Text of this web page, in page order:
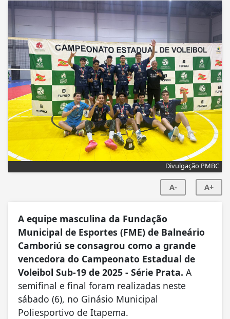
Divulgação PMBC
A- A+
A equipe masculina da Fundação
Municipal de Esportes (FME) de Balneário
Camboriú se consagrou como a grande
vencedora do Campeonato Estadual de
Voleibol Sub-19 de 2025 - Série Prata. A
semifinal e final foram realizadas neste
sábado (6), no Ginásio Municipal
Poliesportivo de Itapema.